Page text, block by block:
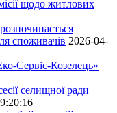
щодо житлових
споживачів 2026-04-
Сервіс-Козелець»
селищної ради